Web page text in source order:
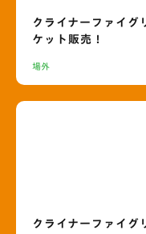
クライナーファイグ
ケット販売！
場外
クライナーファイグ